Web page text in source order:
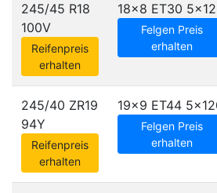
245/45 R18
100V
Reifenpreis
erhalten
18x8 ET30
Felgen Preis
erhalten
245/40 ZR19
94Y
Reifenpreis
erhalten
19x9 ET44
Felgen Preis
erhalten